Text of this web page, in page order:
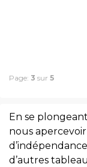
Page: 3 sur 5
En se
nous
d’autres